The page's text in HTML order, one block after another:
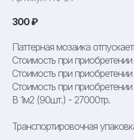
300₽
Паттерная мозаика
Стоимость при
Стоимость при
Стоимость при
В 1м2 (90шт.) - 27000тр.
Транспортировочная